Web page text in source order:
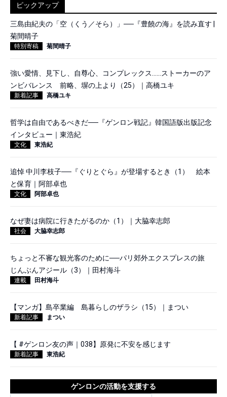
ピックアップ
三島由紀夫の「空（くう／そら）」──『豊饒の海』を読み直す |
菊間晴子
特別寄稿 菊間晴子
強い愛情、見下し、自尊心、コンプレックス……ストーカーのア
ンビバレンス 前略、塀の上より（25）｜高橋ユキ
新着記事 高橋ユキ
哲学は自由であるべきだ──『ゲンロン戦記』韓国語版出版記念
インタビュー｜東浩紀
文化 東浩紀
追悼 中川李枝子──『ぐりとぐら』が登場するとき（1） 絵本
と保育｜阿部卓也
文化 阿部卓也
なぜ妻は病院に行きたがるのか（1）｜大脇幸志郎
社会 大脇幸志郎
ちょっと不審な観光客のために──パリ郊外エクスプレスの旅
じんぶんアジール（3）｜田村海斗
連載 田村海斗
【マンガ】島卒業編 島暮らしのザラシ（15）｜まつい
新着記事 まつい
【 #ゲンロン友の声｜038】原発に不安を感じます
新着記事 東浩紀
ゲンロンの活動を支援する